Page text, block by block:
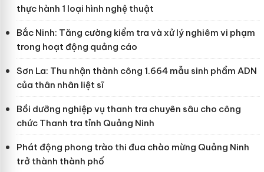
thực hành 1 loại hình nghệ thuật
Bắc Ninh: Tăng cường kiểm tra và xử lý nghiêm vi phạm
trong hoạt động quảng cáo
Sơn La: Thu nhận thành công 1.664 mẫu sinh phẩm ADN
của thân nhân liệt sĩ
Bồi dưỡng nghiệp vụ thanh tra chuyên sâu cho công
chức Thanh tra tỉnh Quảng Ninh
Phát động phong trào thi đua chào mừng Quảng Ninh
trở thành thành phố